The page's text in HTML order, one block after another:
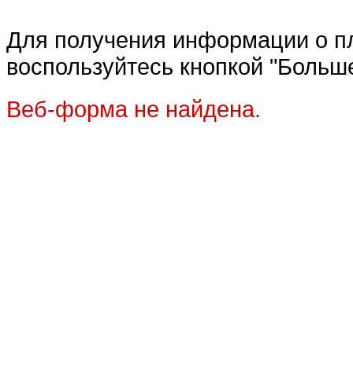
Для получения информации о
воспользуйтесь кнопкой
Веб-форма не найдена.